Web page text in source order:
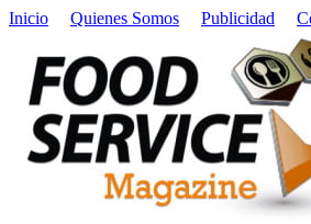
Inicio Quienes Somos Publicidad